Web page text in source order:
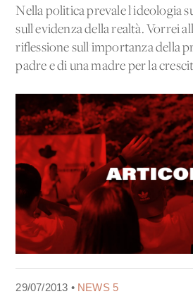
Nella politica prevale l'ideologia
sull'evidenza della realtà. Vorrei
riflessione sull'importanza della
padre e di una madre per la
29/07/2013 • NEWS 5